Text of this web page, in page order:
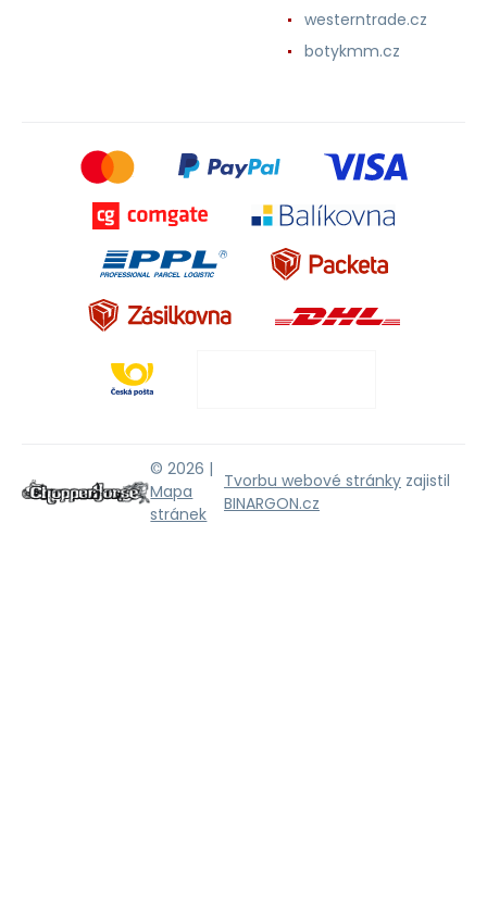
westerntrade.cz
botykmm.cz
© 2026 |
Mapa
stránek
Tvorbu webové stránky zajistil
BINARGON.cz